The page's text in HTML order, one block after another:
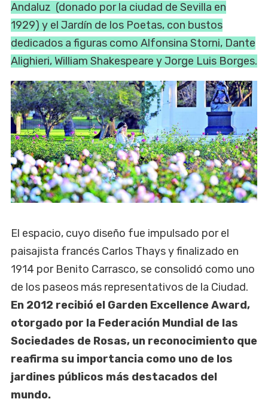
Andaluz (donado por la ciudad de Sevilla en
1929) y el Jardín de los Poetas, con bustos
dedicados a figuras como Alfonsina Storni, Dante
Alighieri, William Shakespeare y Jorge Luis Borges.
El espacio, cuyo diseño fue impulsado por el
paisajista francés Carlos Thays y finalizado en
1914 por Benito Carrasco, se consolidó como uno
de los paseos más representativos de la Ciudad.
En 2012 recibió el Garden Excellence Award,
otorgado por la Federación Mundial de las
Sociedades de Rosas, un reconocimiento que
reafirma su importancia como uno de los
jardines públicos más destacados del
mundo.